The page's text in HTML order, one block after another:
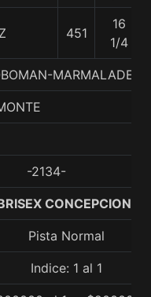
451
16
1/4
MARMALADE-
-2134-
CONCEPCION,
Pista Normal
Indice: 1 al 1